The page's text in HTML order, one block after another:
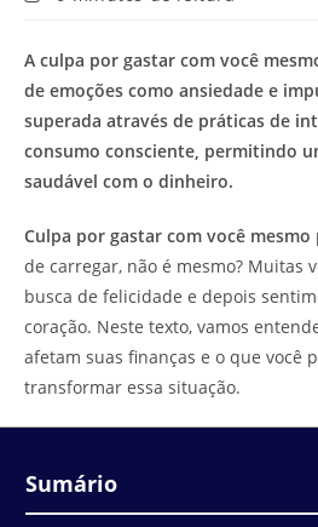
A culpa por gastar com você
de emoções como ansiedade e
superada através de práticas de
consumo consciente, permitindo
saudável com o dinheiro.
Culpa por gastar com você mesmo
de carregar, não é mesmo? Muitas
busca de felicidade e depois
coração. Neste texto, vamos
afetam suas finanças e o que você
transformar essa situação.
Sumário